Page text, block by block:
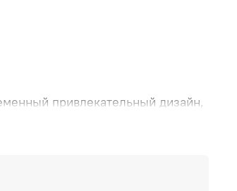
привлекательный дизайн,
и форма придают пуфу